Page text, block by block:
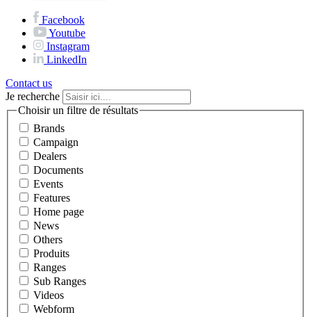
Facebook
Youtube
Instagram
LinkedIn
Contact us
Je recherche
Choisir un filtre de résultats
Brands
Campaign
Dealers
Documents
Events
Features
Home page
News
Others
Produits
Ranges
Sub Ranges
Videos
Webform